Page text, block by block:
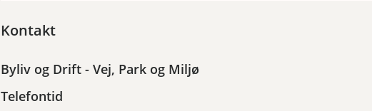
Kontakt
Byliv og Drift - Vej, Park og Miljø
Telefontid